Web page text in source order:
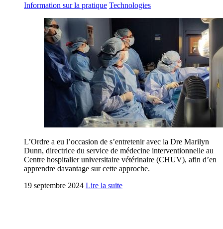
Information sur la pratique Technologies
L’Ordre a eu l’occasion de s’entretenir avec la Dre Marilyn
Dunn, directrice du service de médecine interventionnelle au
Centre hospitalier universitaire vétérinaire (CHUV), afin d’en
apprendre davantage sur cette approche.
19 septembre 2024 Lire la suite